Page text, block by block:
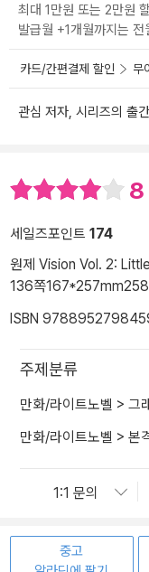
최대 1만원 또는 2만원
발급월 +1개월까지는
카드/간편결제 할인 무
관심 저자, 시리즈의 출
8
세일즈포인트 174
원제 Vision Vol. 2:
136쪽167*257mm
ISBN
주제분류
만화/라이트노벨 > 그
만화/라이트노벨 > 본
중고